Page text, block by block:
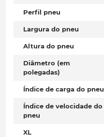
Perfil pneu
Largura do pneu
Altura do pneu
Diâmetro (em
polegadas)
Índice de carga do pneu
Índice de velocidade do
pneu
XL